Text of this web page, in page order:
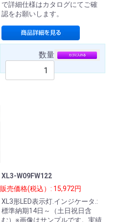
で詳細仕様はカタログにてご確
認をお願いします。
数量
XL3-W09FW122
販売価格(税込）: 15,972円
XL3形LED表示灯.インジケータ.:
標準納期14日～（土日祝日含
む）※画像はサンプルです。実績